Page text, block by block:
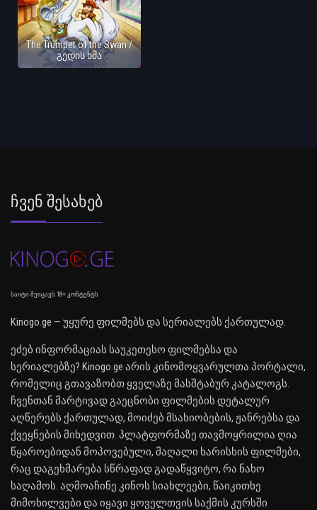
The Trumpet of the Swan /
გედის ხმა
Ჩვენ Შესახებ
საიტი შეიცავს 18+ კონტენტს
Kinogo.ge — უყურე ფილმებს და სერიალებს ქართულად.
ეძებ ინფორმაციას საუკეთესო ფილმებსა და
სერიალებზე? Kinogo.ge არის კინომოყვარულთა პორტალი,
რომელიც გთავაზობთ ყველაზე მასშტაბურ კატალოგს.
ჩვენთან მარტივად გაეცნობი ფილმების დეტალურ
აღწერებს ქართულად, მოიძებ მსახიობების, ჟანრებსა და
ქვეყნების მიხედვით. პლატფორმაზე თავმოყრილია ღია
წყაროებიდან მოპოვებული, მაღალი ხარისხის ფილმები,
რაც დაგეხმარება სწრაფად გადაწყვიტო, რა ნახო
საღამოს. აღმოაჩინე კინოს სიახლეები, წაიკითხე
მიმოხილვები და იყავი ყოველთვის საქმის კურსში